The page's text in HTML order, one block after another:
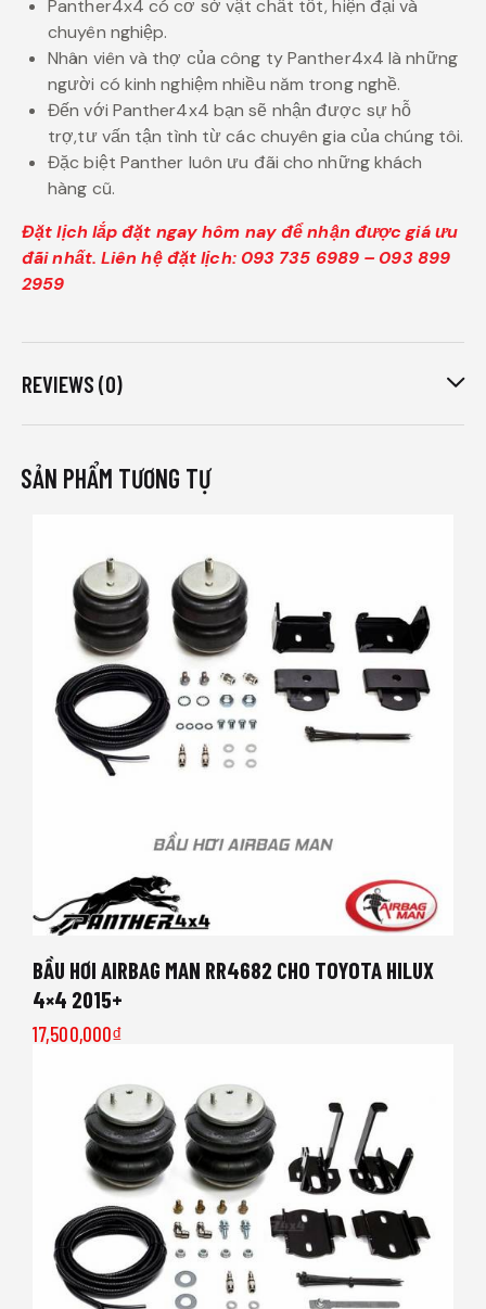
Panther4x4 có cơ sở vật chất tốt, hiện đại và
chuyên nghiệp.
Nhân viên và thợ của công ty Panther4x4 là những
người có kinh nghiệm nhiều năm trong nghề.
Đến với Panther4x4 bạn sẽ nhận được sự hỗ
trợ,tư vấn tận tình từ các chuyên gia của chúng tôi.
Đặc biệt Panther luôn ưu đãi cho những khách
hàng cũ.
Đặt lịch lắp đặt ngay hôm nay để nhận được giá ưu
đãi nhất. Liên hệ đặt lịch: 093 735 6989 – 093 899
2959
REVIEWS (0)
SẢN PHẨM TƯƠNG TỰ
BẦU HƠI AIRBAG MAN RR4682 CHO TOYOTA HILUX
4×4 2015+
17,500,000₫